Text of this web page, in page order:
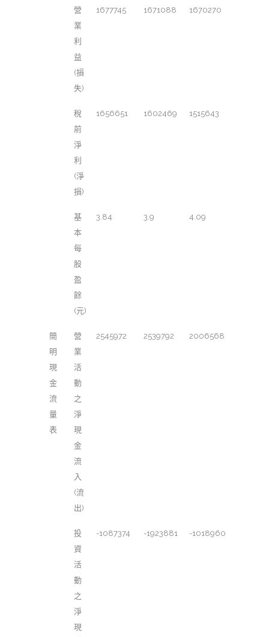
營
業
利
益
(損
失)
1677745 1671088 1670270
稅
前
淨
利
(淨
損)
1656651 1602469 1515643
基
本
每
股
盈
餘
(元)
3.84 3.9 4.09
簡
明
現
金
流
量
表
營
業
活
動
之
淨
現
金
流
入
(流
出)
2545972 2539792 2006568
投
資
活
動
之
淨
現
-1087374 -1923881 -1018960